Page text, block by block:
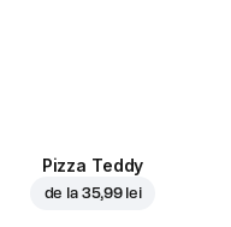
Pizza Teddy
de la 35,99 lei